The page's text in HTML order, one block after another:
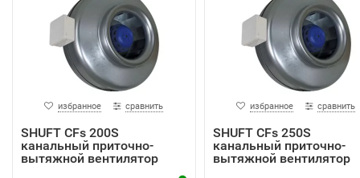
избранное сравнить
SHUFT CFs 200S
канальный приточно-
вытяжной вентилятор
избранное сравнить
SHUFT CFs 250S
канальный приточно-
вытяжной вентилятор